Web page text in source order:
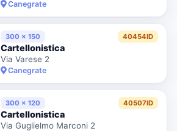
Canegrate
300 x 150 40454ID
Cartellonistica
Via Varese 2
Canegrate
300 x 120 40507ID
Cartellonistica
Via Guglielmo Marconi 2